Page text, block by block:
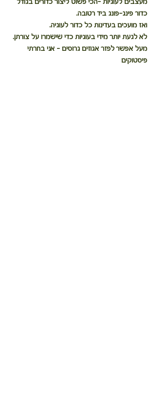
כדור פינג-פונג ביד רטובה.
ואז מועכים בעדינות כל כדור לעוגיה.
לא לגעת יותר מידי בעוגיות כדי שישמרו על צורתן.
מעל אפשר לפזר אגוזים גרוסים - אני בחרתי
פיסטוקים